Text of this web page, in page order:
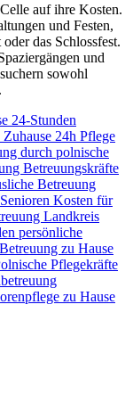
auf ihre Kosten.
und Festen,
das Schlossfest.
und
sowohl
24-Stunden
24h Pflege
durch polnische
Betreuungskräfte
Betreuung
Kosten für
Landkreis
persönliche
zu Hause
Pflegekräfte
zu Hause